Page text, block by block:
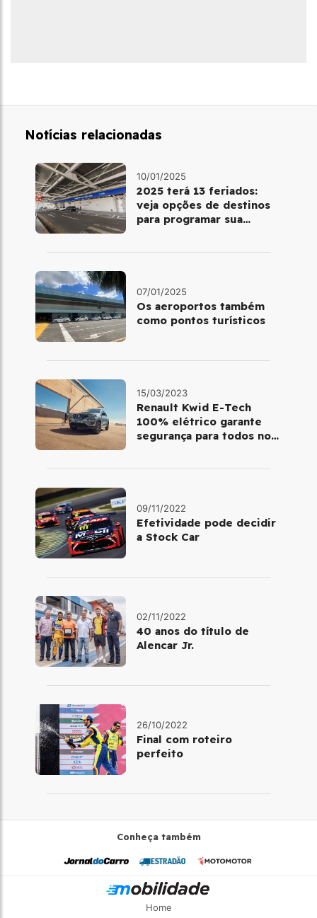
Notícias relacionadas
10/01/2025
2025 terá 13 feriados:
veja opções de destinos
para programar sua
07/01/2025
Os aeroportos também
como pontos turísticos
15/03/2023
Renault Kwid E-Tech
100% elétrico garante
segurança para todos no
09/11/2022
Efetividade pode decidir
a Stock Car
02/11/2022
40 anos do título de
Alencar Jr.
26/10/2022
Final com roteiro
perfeito
Conheça também
Home